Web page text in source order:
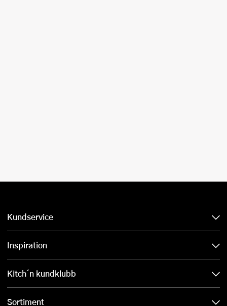
Kundservice
Inspiration
Kitch´n kundklubb
Sortiment